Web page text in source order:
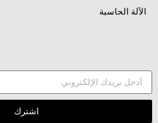
الآلة الحاسبة
اشترك